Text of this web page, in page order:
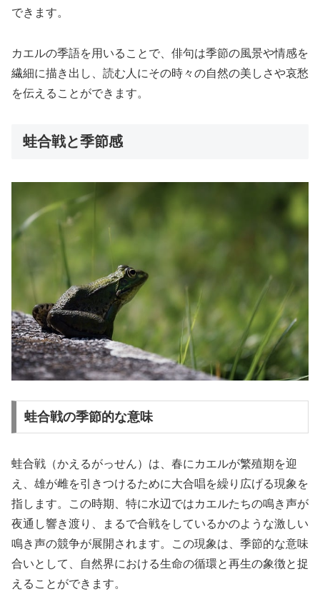
できます。
カエルの季語を用いることで、俳句は季節の風景や情感を
繊細に描き出し、読む人にその時々の自然の美しさや哀愁
を伝えることができます。
蛙合戦と季節感
蛙合戦の季節的な意味
蛙合戦（かえるがっせん）は、春にカエルが繁殖期を迎
え、雄が雌を引きつけるために大合唱を繰り広げる現象を
指します。この時期、特に水辺ではカエルたちの鳴き声が
夜通し響き渡り、まるで合戦をしているかのような激しい
鳴き声の競争が展開されます。この現象は、季節的な意味
合いとして、自然界における生命の循環と再生の象徴と捉
えることができます。